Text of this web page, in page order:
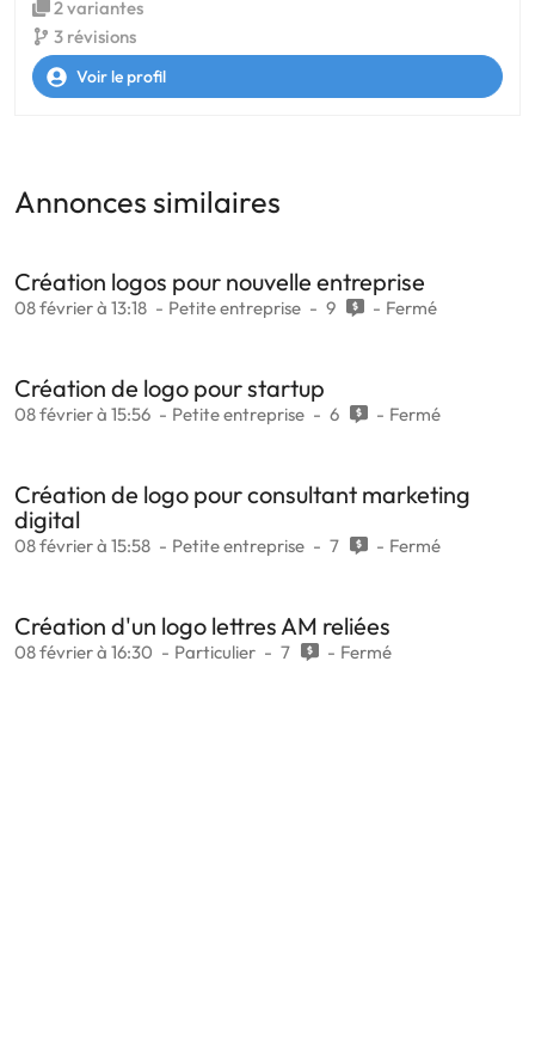
2 variantes
3 révisions
Voir le profil
Annonces similaires
Création logos pour nouvelle entreprise
08 février à 13:18 Petite entreprise 9 Fermé
Création de logo pour startup
08 février à 15:56 Petite entreprise 6 Fermé
Création de logo pour consultant marketing
digital
08 février à 15:58 Petite entreprise 7 Fermé
Création d'un logo lettres AM reliées
08 février à 16:30 Particulier 7 Fermé